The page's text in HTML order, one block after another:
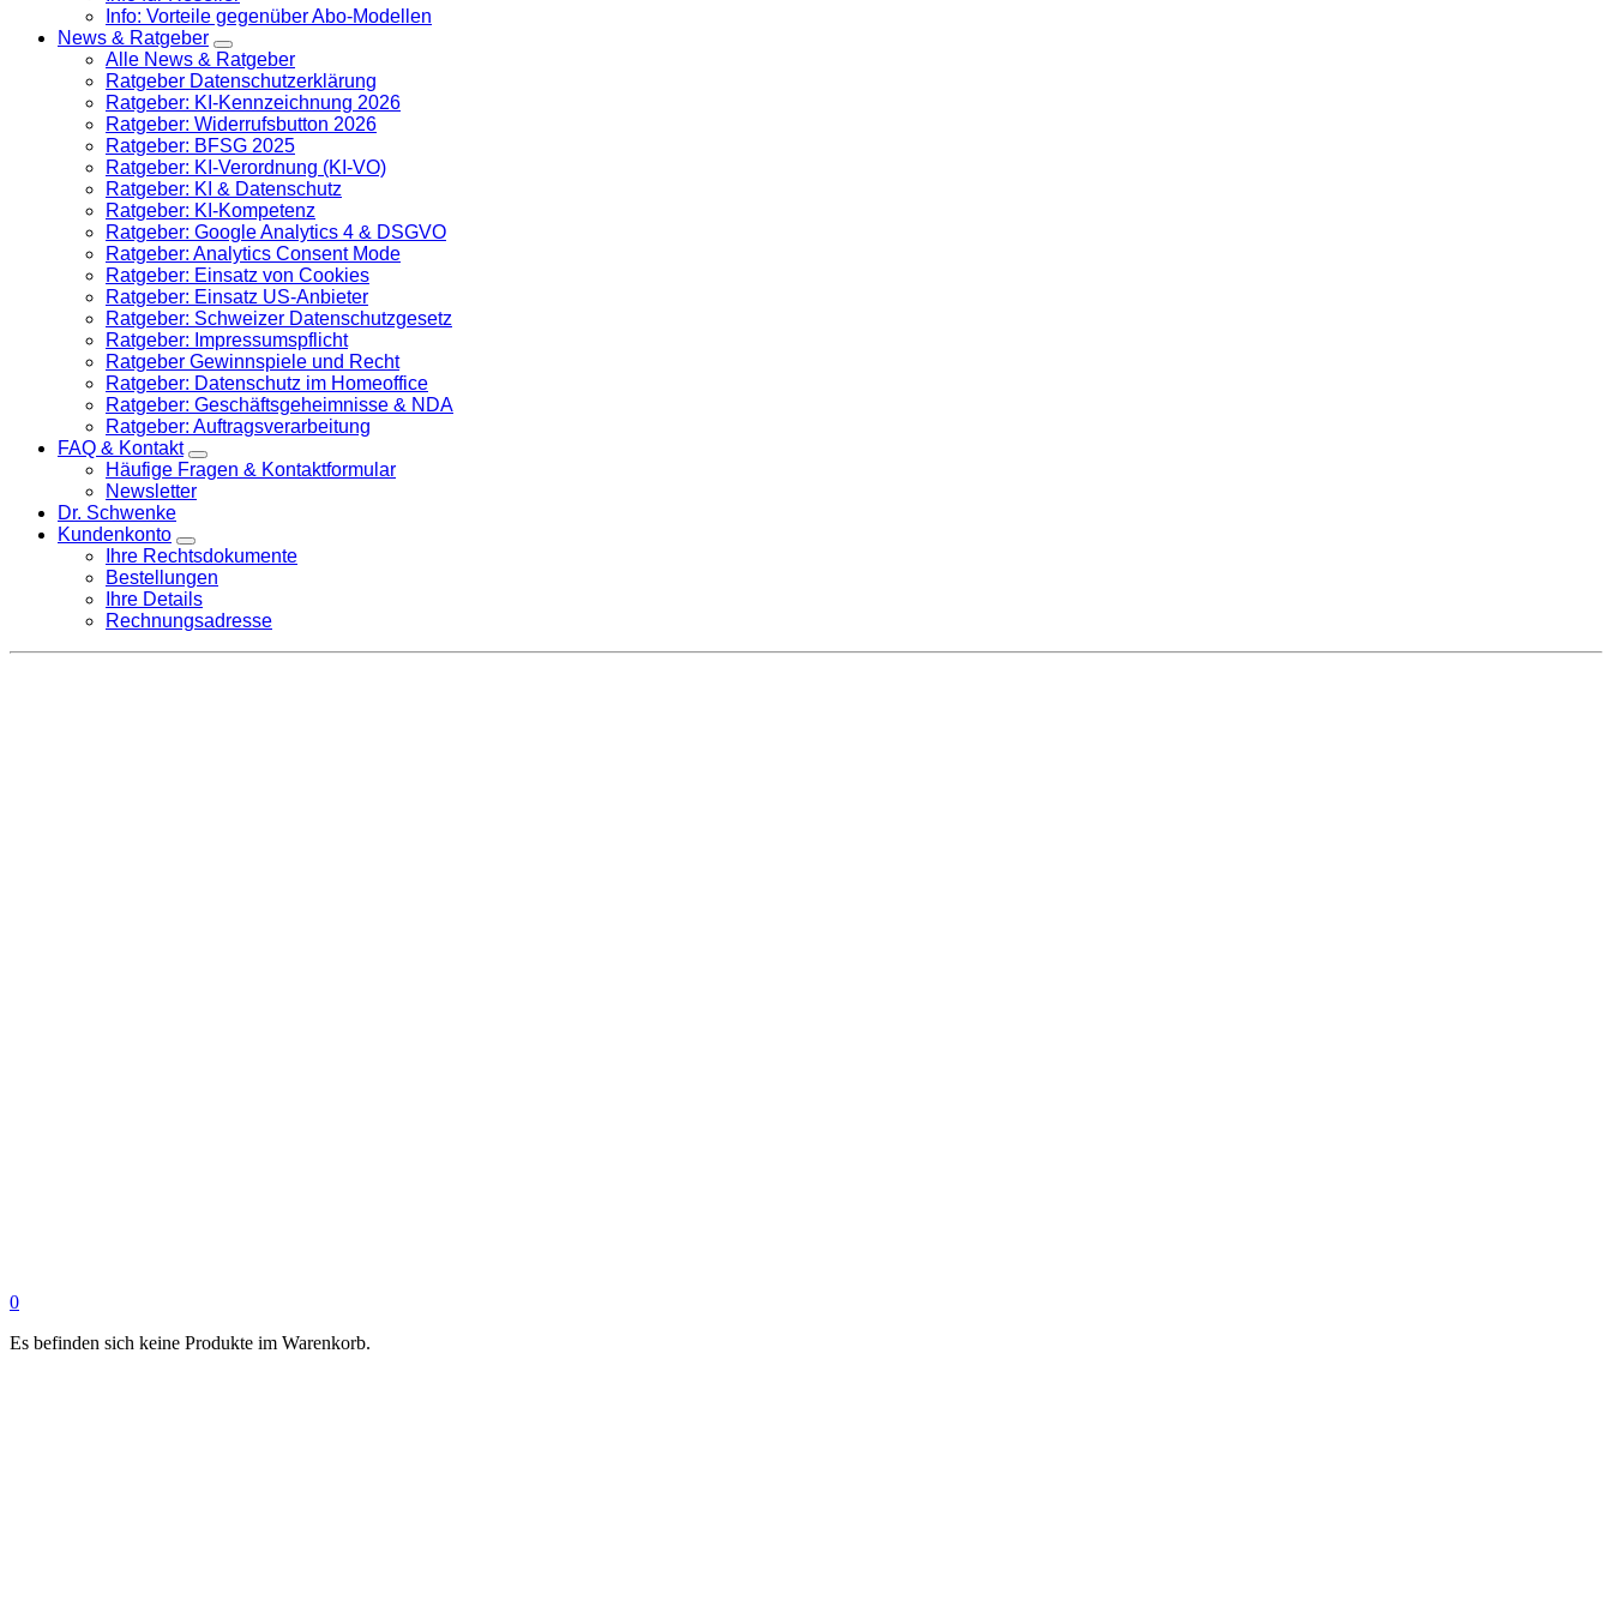
Info: Vorteile gegenüber Abo-Modellen
News & Ratgeber
Alle News & Ratgeber
Ratgeber Datenschutzerklärung
Ratgeber: KI-Kennzeichnung 2026
Ratgeber: Widerrufsbutton 2026
Ratgeber: BFSG 2025
Ratgeber: KI-Verordnung (KI-VO)
Ratgeber: KI & Datenschutz
Ratgeber: KI-Kompetenz
Ratgeber: Google Analytics 4 & DSGVO
Ratgeber: Analytics Consent Mode
Ratgeber: Einsatz von Cookies
Ratgeber: Einsatz US-Anbieter
Ratgeber: Schweizer Datenschutzgesetz
Ratgeber: Impressumspflicht
Ratgeber Gewinnspiele und Recht
Ratgeber: Datenschutz im Homeoffice
Ratgeber: Geschäftsgeheimnisse & NDA
Ratgeber: Auftragsverarbeitung
FAQ & Kontakt
Häufige Fragen & Kontaktformular
Newsletter
Dr. Schwenke
Kundenkonto
Ihre Rechtsdokumente
Bestellungen
Ihre Details
Rechnungsadresse
0
Es befinden sich keine Produkte im Warenkorb.